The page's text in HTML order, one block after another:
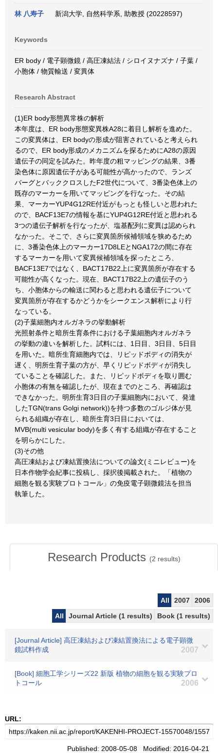
林 八寿子 新潟大学, 自然科学系, 助教授 (20228597)
Keywords
ER body / 電子顕微鏡 / 高圧凍結法 / シロイヌナズナ / 子葉 /
小胞体 / 物質輸送 / 変異体
Research Abstract
(1)ER body形態異常株の解析
本年度は、ER body形態変異株A28に着目し解析を進めた。
この変異体は、ER bodyの形成が阻害されていると考えられ
るので、ER body形成のメカニズムを探るためにA28の原因
遺伝子の同定を試みた。昨年度の粗マッピングの結果、3番
染色体に原因遺伝子がある可能性が高かったので、ランズ
バーグとバッククロスしたF2世代について、3番染色体上の
既存のマーカーを用いてマッピングを行なった。その結
果、マーカーYUP4G12RE付近がもっとも怪しいと思われた
ので、BACF13E7の情報を基にYUP4G12RE付近と思われる
3つの遺伝子解析を行なったが、塩基配列に変異は認められ
なかった。そこで、さらに変異箇所候補領域を狭めるため
に、3番染色体上のマーカー17D8LEとNGA172の間に存在
するマーカーを用いて変異候補領域を探ったところ、
BACF13E7ではなく、BACT17B22上に変異箇所が存在する
可能性が高くなった。現在、BACT17B22上の遺伝子のう
ち、小胞体からの輸送に関わると思われる遺伝子について
変異箇所が存在するかどうかをシークエンス解析により行
なっている。
(2)子葉細胞内オルガネラの挙動解析
光照射条件と暗所生育条件における子葉細胞内オルガネラ
の挙動の違いを解析した。試料には、1日目、3日目、5日目
を用いた。暗所生育細胞内では、リピッドボディの消失が
遅く、明所生育子葉の方が、早くリピッドボディが消失し
ていることを確認した。また、リピッドボディを取り囲む
小胞体の有無を確認したが、現在までのところ、再確認は
できなかった。明所生育3日目の子葉細胞内において、発達
したTGN(trans Golgi network))を持つ多数のゴルジ体が見
られる組織が存在し、暗所生育3日目においては、
MVB(multi vesicular body)を多く有する組織が存在すること
を明らかにした。
(3)その他
高圧凍結および凍結置換法についての論文(ミニレビュー)を
日本作物学会紀事に投稿し、採択後掲載された。「植物の
細胞を観る実験プロトコール」の免疫電子顕微鏡法を担当
執筆した。
Research Products (2 results)
All 2007
2006
All
Journal Article (1 results) Book (1 results)
[Journal Article] 高圧凍結および凍結置換法による電子顕微
鏡試料作成
2007
[Book] 細胞工学シリーズ22 新版 植物の細胞を観る実験プロ
トコール
2006
URL:
Published: 2008-05-08 Modified: 2016-04-21